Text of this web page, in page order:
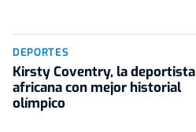
DEPORTES
Kirsty Coventry, la deportista
africana con mejor historial
olímpico